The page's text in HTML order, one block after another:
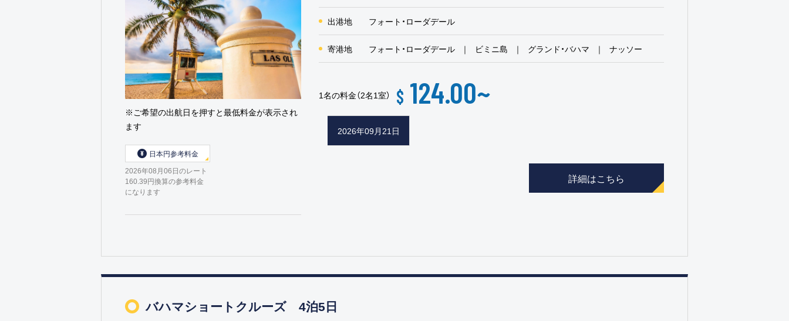
出港地 フォート・ローダデール
寄港地 フォート・ローダデール ビミニ島 グランド・バハマ ナッソー
1名の料金（2名1室） $ 124.00~
2026年09月21日
詳細はこちら
※ご希望の出航日を押すと最低料金が表示され
ます
日本円参考料金
2026年08月06日のレート
160.39円換算の参考料金
になります
バハマショートクルーズ 4泊5日